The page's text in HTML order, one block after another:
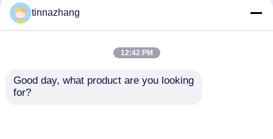
एक उद्धरण का अनुरोध करें
मोटर वाहन तेल जवानों
धातु-रबड़ कम्पोजिट वाल्व |
tinnazhang
12:42 PM
Good day, what product are you looking
for?